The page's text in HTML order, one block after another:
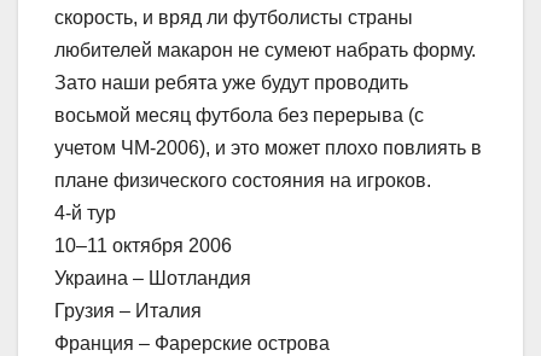
скорость, и вряд ли футболисты страны
любителей макарон не сумеют набрать форму.
Зато наши ребята уже будут проводить
восьмой месяц футбола без перерыва (с
учетом ЧМ-2006), и это может плохо повлиять в
плане физического состояния на игроков.
4-й тур
10–11 октября 2006
Украина – Шотландия
Грузия – Италия
Франция – Фарерские острова